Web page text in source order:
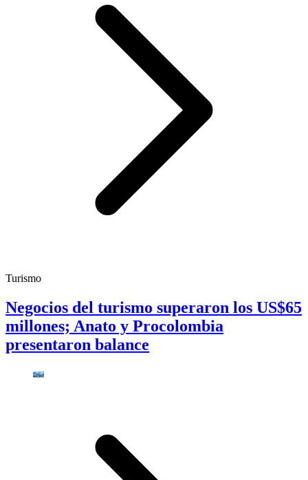
Turismo
Negocios del turismo superaron los US$65
millones; Anato y Procolombia
presentaron balance